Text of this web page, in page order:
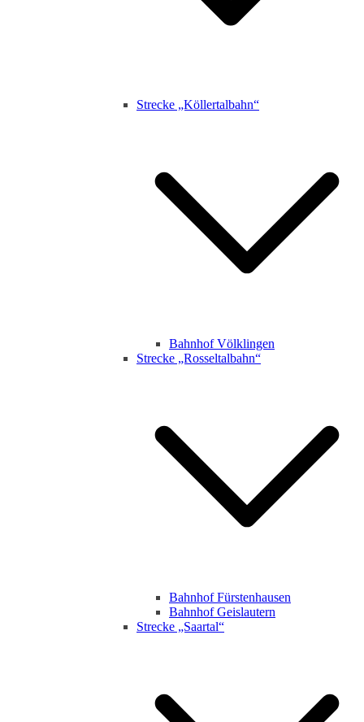
Strecke „Köllertalbahn“
Bahnhof Völklingen
Strecke „Rosseltalbahn“
Bahnhof Fürstenhausen
Bahnhof Geislautern
Strecke „Saartal“